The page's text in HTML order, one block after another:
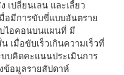
เปลี่ยนเลน และเลี้ยว
อมีการขับขี่แบบอันตราย
บไอคอนบนแผนที่ มี
เมื่อขับเร็วเกินความเร็วที่
บคิดคะแนนประเมินการ
ข้อมูลรายสัปดาห์